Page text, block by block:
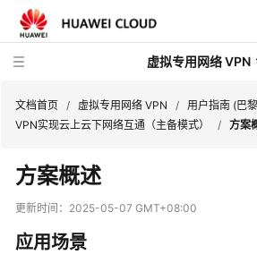
虚拟专用网络 VPN
新
动
文档首页 / 虚拟专用网络 VPN / 用户指南 (巴
VPN实现云上云下网络互通（主备模式）
/ 方案
方案概述
更新时间： 2025-05-07 GMT+08:00
应用场景